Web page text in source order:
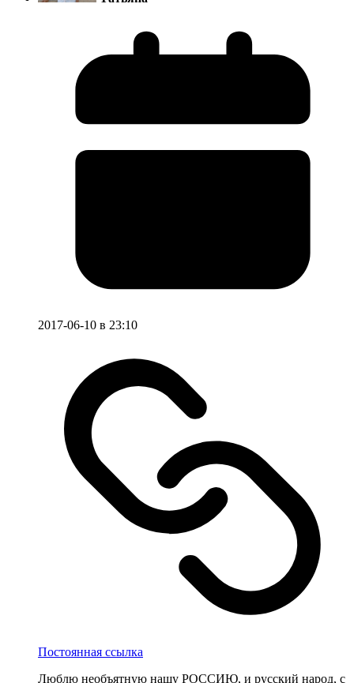
2017-06-10 в 23:10
Постоянная ссылка
Люблю необъятную нашу РОССИЮ, и русский народ, с